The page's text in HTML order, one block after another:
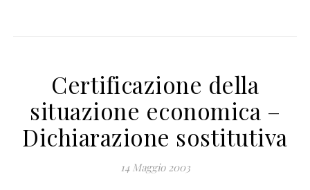
Certificazione della
situazione economica –
Dichiarazione sostitutiva
14 Maggio 2003